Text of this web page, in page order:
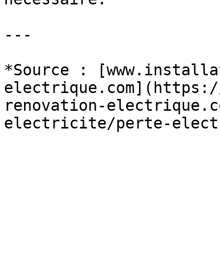
---
*Source :
renovation-